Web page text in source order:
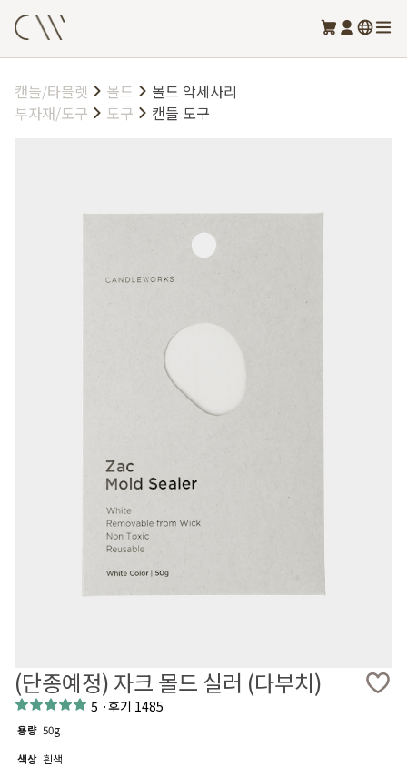
캔들/타블렛 몰드
몰드 악세사리
부자재/도구
도구 캔들 도구
(단종예정) 자크 몰드 실러 (다부치)
5 ·후기 1485
용량 50g
색상 흰색